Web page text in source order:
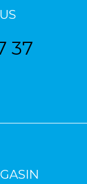
37